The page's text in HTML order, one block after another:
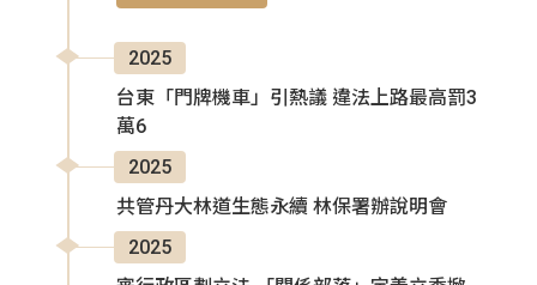
2025
台東「門牌機車」引熱議 違法上路最高罰3
萬6
2025
共管丹大林道生態永續 林保署辦說明會
2025